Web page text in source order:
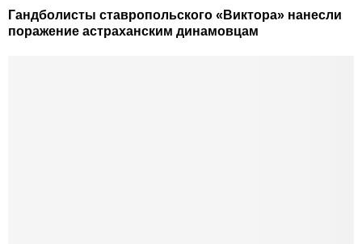
Гандболисты ставропольского «Виктора» нанесли
поражение астраханским динамовцам